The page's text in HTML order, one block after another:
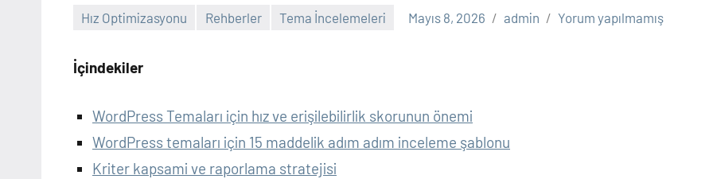
Hız Optimizasyonu Rehberler Tema İncelemeleri Mayıs 8, 2026 admin Yorum yapılmamış
İçindekiler
WordPress Temaları için hız ve erişilebilirlik skorunun önemi
WordPress temaları için 15 maddelik adım adım inceleme şablonu
Kriter kapsami ve raporlama stratejisi